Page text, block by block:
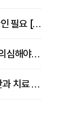
휴가철 건강검진, 금식·복용약 등 사전 확인 필요 [정도감 원장 칼럼]
손발톱 들뜨고 벗겨진다면 '조갑박리증' 의심해야 [김철윤 원장 칼럼]
손 저림 반복된다면 손목터널증후군 진단과 치료 시기 살펴야 [김동현 원장 칼럼]